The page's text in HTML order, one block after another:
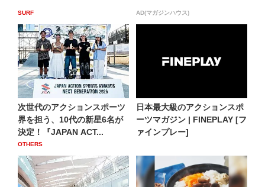
SURF AD(マガジンハウス)
次世代のアクションスポーツ
界を担う、10代の新星6名が
決定！『JAPAN ACT...
OTHERS
日本最大級のアクションスポ
ーツマガジン | FINEPLAY [フ
ァインプレー]